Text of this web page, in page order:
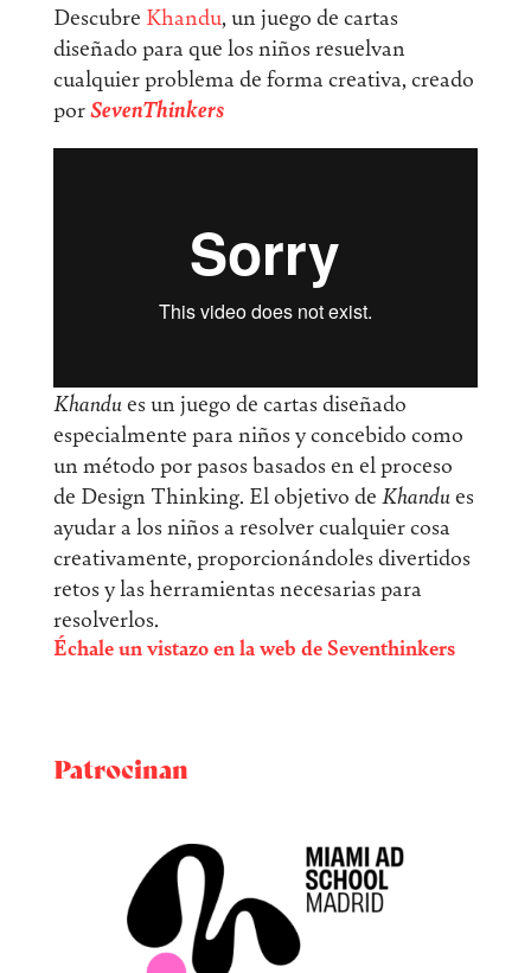
Descubre Khandu, un juego de cartas
diseñado para que los niños resuelvan
cualquier problema de forma creativa, creado
porSevenThinkers
Khandues un juego de cartas diseñado
especialmente para niños y concebido como
un método por pasos basados en el proceso
de Design Thinking. El objetivo de Khandues
ayudar a los niños a resolver cualquier cosa
creativamente, proporcionándoles divertidos
retos y las herramientas necesarias para
resolverlos.
Échale un vistazo en la web de Seventhinkers
Patrocinan